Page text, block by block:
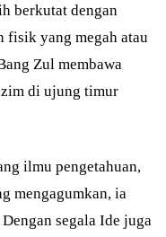
berkutat dengan
fisik yang megah atau
Zul membawa
di ujung timur
ilmu pengetahuan,
mengagumkan, ia
segala Ide juga